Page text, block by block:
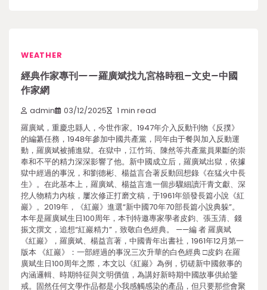
WEATHER
經典作家專刊——羅廣斌找九宮格時租–文史–中國
作家網
admin 03/12/2025 1 min read
羅廣斌，重慶忠縣人，今世作家。1947年介入反動刊物《反撲》
的編纂任務，1948年參加中國共產黨，同年由于餐與加入反動運
動，羅廣斌被捕進獄。在獄中，江竹筠、陳然等共產黨員果斷的崇
奉和不平的精力深深影響了他。新中國成立后，羅廣斌出獄，依據
獄中經過的事況，和劉德彬、楊益言合著反動回想錄《在猛火中長
生》。在此基本上，羅廣斌、楊益言進一個步驟細讀汗青文獻、深
挖人物精力內核，屢次修正打磨文稿，于1961年頒發長篇小說《紅
巖》。2019年，《紅巖》進選“新中國70年70部長篇小說典躲”。
本年是羅廣斌生日100周年，本刊特邀專家學者皮鈞、張玉清、錢
振文撰文，追想“紅巖精力”，致敬白色經典。 ——編 者 羅廣斌
《紅巖》，羅廣斌、楊益言著，中國青年出書社，1961年12月第一
版本 《紅巖》：一部經過的事況三次升華的白色經典 □皮鈞 在羅
廣斌生日100周年之際，本文以《紅巖》為例，切磋新中國敘事的
內涵邏輯、時期特征與文明價值，為講好新時期中國故事供給鑒
戒。固然任何文學作品都是小我感觸感染的產品，但只要那些會聚